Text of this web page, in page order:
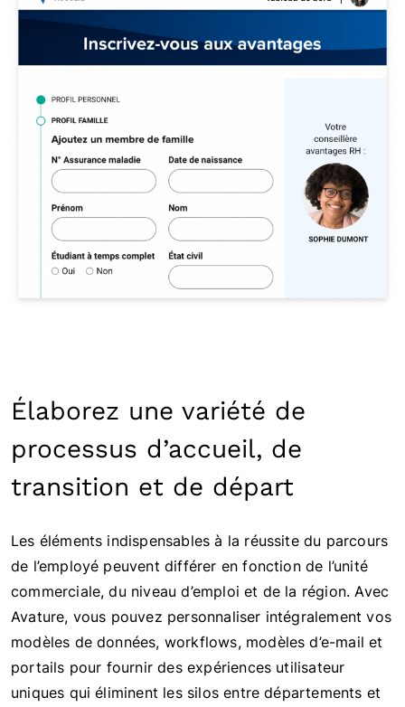
Élaborez une variété de
processus d’accueil, de
transition et de départ
Les éléments indispensables à la réussite du parcours
de l’employé peuvent différer en fonction de l’unité
commerciale, du niveau d’emploi et de la région. Avec
Avature, vous pouvez personnaliser intégralement vos
modèles de données, workflows, modèles d’e-mail et
portails pour fournir des expériences utilisateur
uniques qui éliminent les silos entre départements et